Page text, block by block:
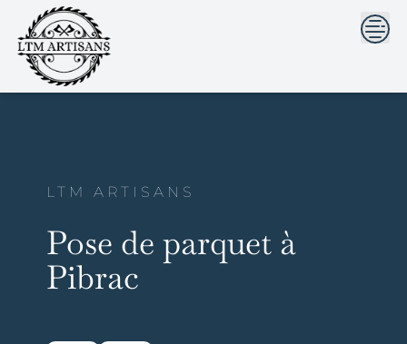
```html```
content
LTM ARTISANS
Pose de parquet à
Pibrac